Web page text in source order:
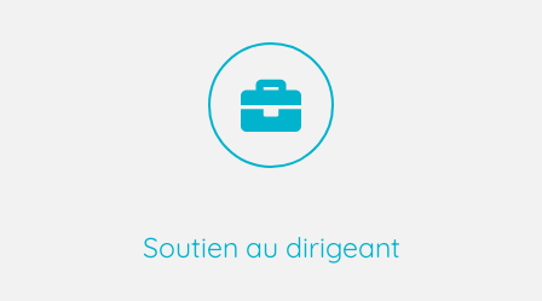
Soutien au dirigeant